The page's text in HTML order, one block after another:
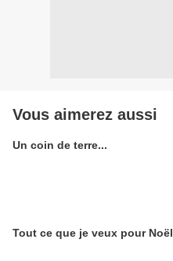
Vous aimerez aussi
Un coin de terre...
Tout ce que je veux pour Noël